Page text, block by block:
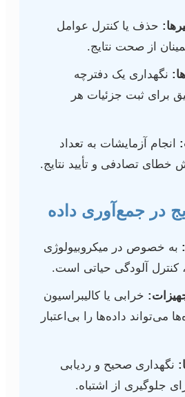
حذف یا کنترل عوامل
از صحت نتایج.
نگهداری یک دفترچه
برای ثبت جزئیات هر
انجام آزمایشات به تعداد
خطای تصادفی و تأیید نتایج.
در جمع‌آوری داده
به خصوص در میکروبیولوژی
آلودگی حیاتی است.
خرابی یا کالیبراسیون
می‌تواند داده‌ها را بی‌اعتبار
نگهداری صحیح و ردیابی
جلوگیری از اشتباه.